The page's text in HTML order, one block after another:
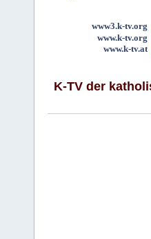
www3.k-tv.org
www.k-tv.org
www.k-tv.at
K-TV der